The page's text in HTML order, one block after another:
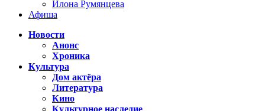
Илона Румянцева
Афиша
Новости
Анонс
Хроника
Культура
Дом актёра
Литература
Кино